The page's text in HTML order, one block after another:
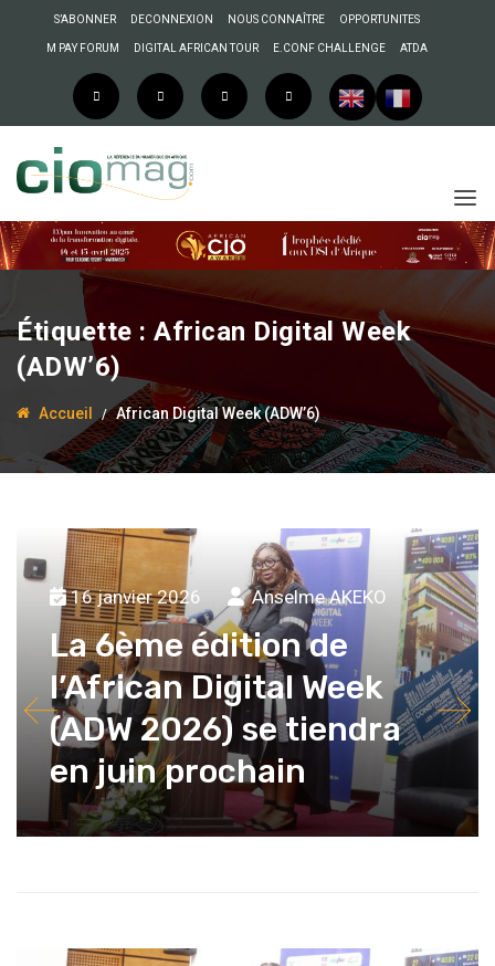
S’ABONNER DECONNEXION NOUS CONNAÎTRE OPPORTUNITES
M PAY FORUM DIGITAL AFRICAN TOUR E.CONF CHALLENGE ATDA
Étiquette : African Digital Week
(ADW’6)
Accueil African Digital Week (ADW’6)
16 janvier 2026 Anselme AKEKO
La 6ème édition de
l’African Digital Week
(ADW 2026) se tiendra
en juin prochain